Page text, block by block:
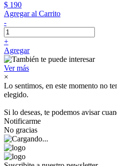
$ 190
Agregar al Carrito
-
+
Agregar
Ver más
×
Lo sentimos, en este momento no
elegido.
Si lo deseas, te podemos avisar
Notificarme
No gracias